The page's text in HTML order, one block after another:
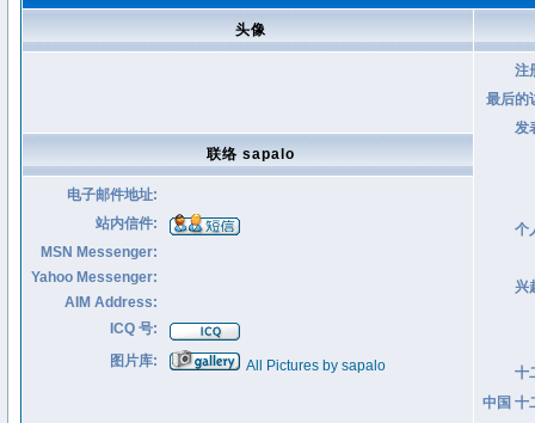
头像
注
最后的
发
个
兴
十
中国 十
联络 sapalo
电子邮件地址:
站内信件:
MSN Messenger:
Yahoo Messenger:
AIM Address:
ICQ 号:
图片库:
All Pictures by sapalo